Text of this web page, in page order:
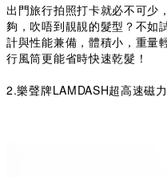
出門旅行拍照打卡就必不可少
夠，吹唔到靚靚的髮型？不如
計與性能兼備，體積小，重量
行風筒更能省時快速乾髮！
2.樂聲牌LAMDASH超高速磁